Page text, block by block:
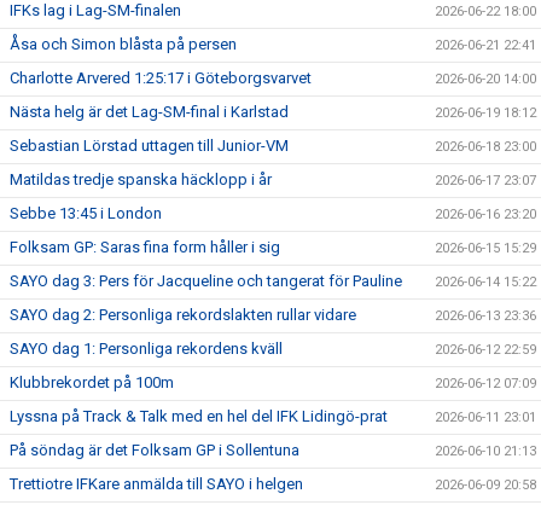
IFKs lag i Lag-SM-finalen 2026-06-22 18:00
Åsa och Simon blåsta på persen 2026-06-21 22:41
Charlotte Arvered 1:25:17 i Göteborgsvarvet 2026-06-20 14:00
Nästa helg är det Lag-SM-final i Karlstad 2026-06-19 18:12
Sebastian Lörstad uttagen till Junior-VM 2026-06-18 23:00
Matildas tredje spanska häcklopp i år 2026-06-17 23:07
Sebbe 13:45 i London 2026-06-16 23:20
Folksam GP: Saras fina form håller i sig 2026-06-15 15:29
SAYO dag 3: Pers för Jacqueline och tangerat för Pauline 2026-06-14 15:22
SAYO dag 2: Personliga rekordslakten rullar vidare 2026-06-13 23:36
SAYO dag 1: Personliga rekordens kväll 2026-06-12 22:59
Klubbrekordet på 100m 2026-06-12 07:09
Lyssna på Track & Talk med en hel del IFK Lidingö-prat 2026-06-11 23:01
På söndag är det Folksam GP i Sollentuna 2026-06-10 21:13
Trettiotre IFKare anmälda till SAYO i helgen 2026-06-09 20:58